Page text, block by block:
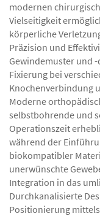
modernen
Vielseitigkeit
körperliche
Präzision und
Gewindemuster und
Fixierung bei
Knochenverbindung
Moderne
selbstbohrende und
Operationszeit
während der
biokompatibler
unerwünschte
Integration in das
Durchkanalisierte
Positionierung